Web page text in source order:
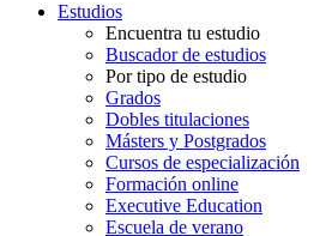
Estudios
Encuentra tu estudio
Buscador de estudios
Por tipo de estudio
Grados
Dobles titulaciones
Másters y Postgrados
Cursos de especialización
Formación online
Executive Education
Escuela de verano